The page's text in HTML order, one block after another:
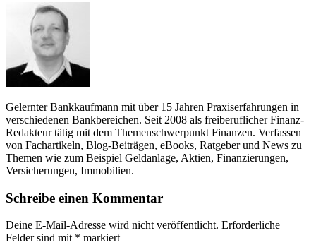
Gelernter Bankkaufmann mit über 15 Jahren Praxiserfahrungen in
verschiedenen Bankbereichen. Seit 2008 als freiberuflicher Finanz-
Redakteur tätig mit dem Themenschwerpunkt Finanzen. Verfassen
von Fachartikeln, Blog-Beiträgen, eBooks, Ratgeber und News zu
Themen wie zum Beispiel Geldanlage, Aktien, Finanzierungen,
Versicherungen, Immobilien.
Schreibe einen Kommentar
Deine E-Mail-Adresse wird nicht veröffentlicht. Erforderliche
Felder sind mit * markiert